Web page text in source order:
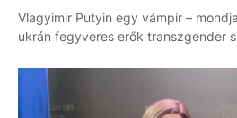
Vlagyimir Putyin egy vámpír –
ukrán fegyveres erők transzgender